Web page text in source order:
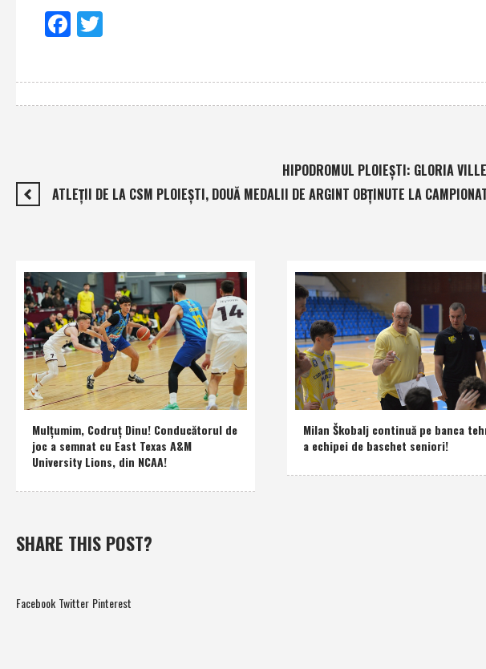
Facebook
HIPODROMUL PLOIEŞTI: GLORIA
ATLEŢII DE LA CSM PLOIEŞTI, DOUĂ MEDALII DE ARGINT OBŢINUTE LA
Mulţumim, Codruţ Dinu! Conducătorul de
joc a semnat cu East Texas A&M
University Lions, din NCAA!
Milan Škobalj continuă pe banca
a echipei de baschet seniori!
SHARE THIS POST?
Facebook Twitter Pinterest